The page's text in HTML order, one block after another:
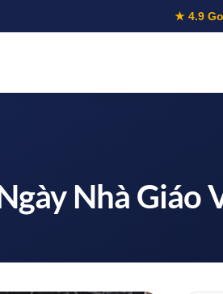
★ 4.9
Nhà Giáo